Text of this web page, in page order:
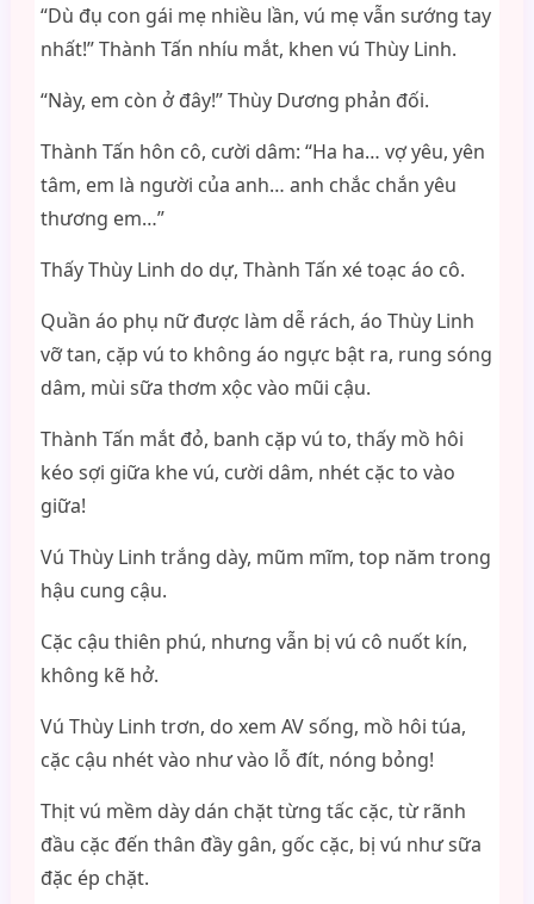
“Dù đụ con gái mẹ nhiều lần, vú mẹ vẫn sướng tay
nhất!” Thành Tấn nhíu mắt, khen vú Thùy Linh.
“Này, em còn ở đây!” Thùy Dương phản đối.
Thành Tấn hôn cô, cười dâm: “Ha ha… vợ yêu, yên
tâm, em là người của anh… anh chắc chắn yêu
thương em…”
Thấy Thùy Linh do dự, Thành Tấn xé toạc áo cô.
Quần áo phụ nữ được làm dễ rách, áo Thùy Linh
vỡ tan, cặp vú to không áo ngực bật ra, rung sóng
dâm, mùi sữa thơm xộc vào mũi cậu.
Thành Tấn mắt đỏ, banh cặp vú to, thấy mồ hôi
kéo sợi giữa khe vú, cười dâm, nhét cặc to vào
giữa!
Vú Thùy Linh trắng dày, mũm mĩm, top năm trong
hậu cung cậu.
Cặc cậu thiên phú, nhưng vẫn bị vú cô nuốt kín,
không kẽ hở.
Vú Thùy Linh trơn, do xem AV sống, mồ hôi túa,
cặc cậu nhét vào như vào lỗ đít, nóng bỏng!
Thịt vú mềm dày dán chặt từng tấc cặc, từ rãnh
đầu cặc đến thân đầy gân, gốc cặc, bị vú như sữa
đặc ép chặt.